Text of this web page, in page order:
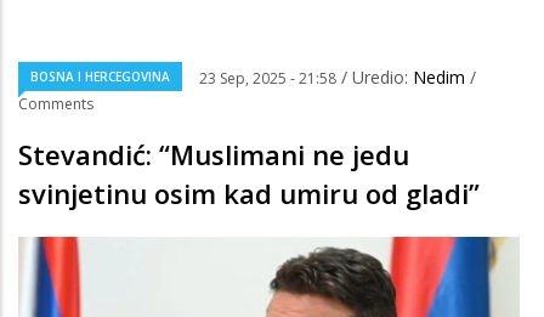
BOSNA I HERCEGOVINA 23 Sep, 2025 - 21:58 / Uredio: Nedim /
Comments
Stevandić: “Muslimani ne jedu
svinjetinu osim kad umiru od gladi”